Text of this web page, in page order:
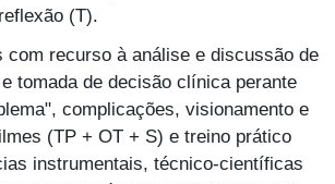
(T).
com recurso à análise e discussão de
tomada de decisão clínica perante
complicações, visionamento e
(TP + OT + S) e treino prático
instrumentais, técnico-científicas